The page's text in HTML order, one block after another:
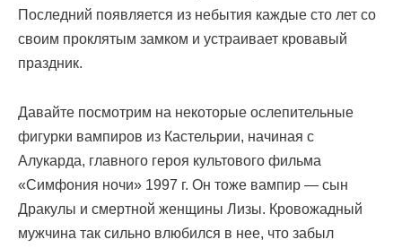
Последний появляется из небытия каждые сто лет со
своим проклятым замком и устраивает кровавый
праздник.
Давайте посмотрим на некоторые ослепительные
фигурки вампиров из Кастельрии, начиная с
Алукарда, главного героя культового фильма
«Симфония ночи» 1997 г. Он тоже вампир — сын
Дракулы и смертной женщины Лизы. Кровожадный
мужчина так сильно влюбился в нее, что забыл